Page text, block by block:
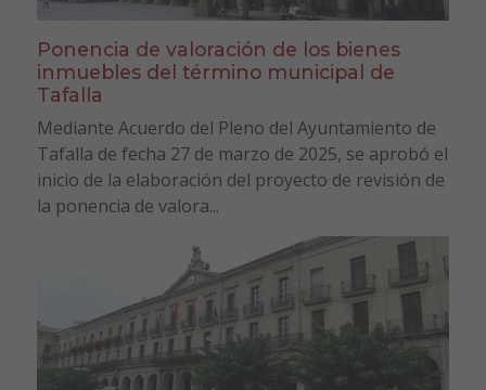
Ponencia de valoración de los bienes
inmuebles del término municipal de
Tafalla
Mediante Acuerdo del Pleno del Ayuntamiento de
Tafalla de fecha 27 de marzo de 2025, se aprobó el
inicio de la elaboración del proyecto de revisión de
la ponencia de valora...